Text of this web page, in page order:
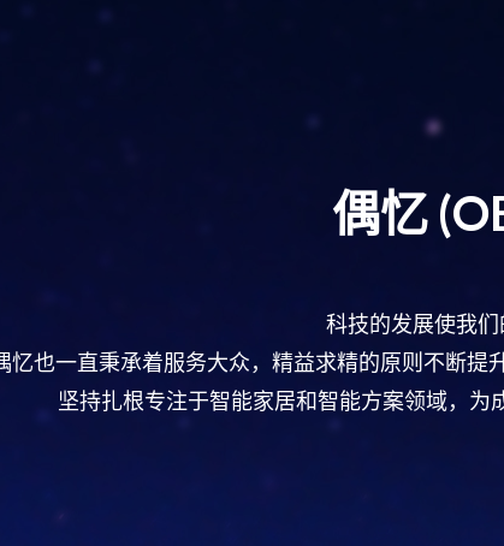
偶忆
科技的发展使我
忆也一直秉承着服务大众，精益求精的原则不断
坚持扎根专注于智能家居和智能方案领域，为